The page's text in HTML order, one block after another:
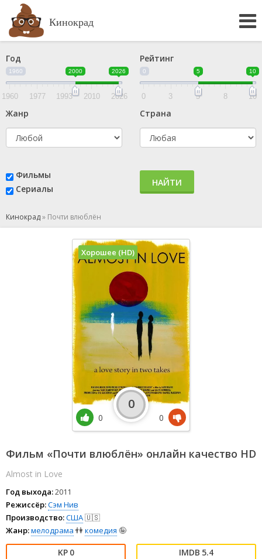
Кинокрад
Год
1960 2000 2026
1960 1977 1993 2010 2026
Рейтинг
0 5 10
0 3 5 8 10
Жанр Страна
Фильмы
Сериалы
НАЙТИ
Кинокрад» Почти влюблён
Фильм «Почти влюблён» онлайн качество HD
Almost in Love
Год выхода:2011
Режиссёр:Сэм Нив
Производство:США🇺🇸
Жанр:мелодрама 👫комедия 🤪
0 5.4
Хорошее (HD)
0
0
0